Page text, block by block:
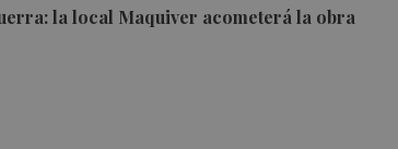
la local Maquiver acometerá la obra